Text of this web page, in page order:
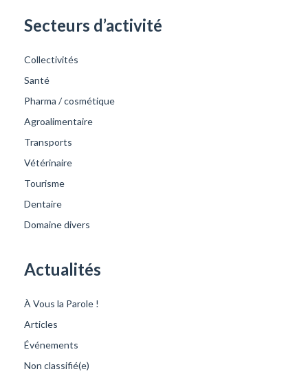
Secteurs d’activité
Collectivités
Santé
Pharma / cosmétique
Agroalimentaire
Transports
Vétérinaire
Tourisme
Dentaire
Domaine divers
Actualités
À Vous la Parole !
Articles
Événements
Non classifié(e)